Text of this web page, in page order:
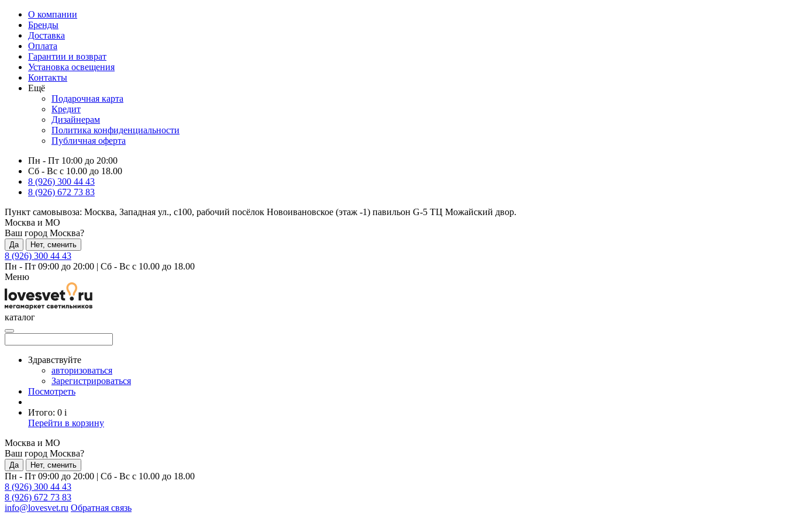
О компании
Бренды
Доставка
Оплата
Гарантии и возврат
Установка освещения
Контакты
Ещё
Подарочная карта
Кредит
Дизайнерам
Политика конфиденциальности
Публичная оферта
Пн - Пт 10:00 до 20:00
Сб - Вс с 10.00 до 18.00
8 (926) 300 44 43
8 (926) 672 73 83
Пункт самовывоза: Москва, Западная ул., с100, рабочий посёлок Новоивановское (этаж -1) павильон G-5 ТЦ Можайский двор.
Москва и МО
Ваш город Москва?
Да Нет, сменить
8 (926) 300 44 43
Пн - Пт 09:00 до 20:00 | Сб - Вс с 10.00 до 18.00
Меню
каталог
Здравствуйте
авторизоваться
Зарегистрироваться
Посмотреть
Итого: 0 i
Перейти в корзину
Москва и МО
Ваш город Москва?
Да Нет, сменить
Пн - Пт 09:00 до 20:00 | Сб - Вс с 10.00 до 18.00
8 (926) 300 44 43
8 (926) 672 73 83
info@lovesvet.ru Обратная связь